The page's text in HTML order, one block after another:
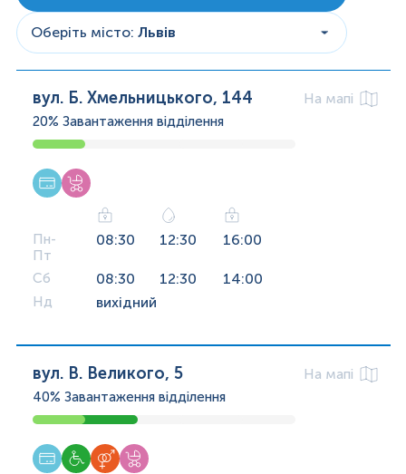
Оберіть місто: Львів
вул. Б. Хмельницького, 144
На мапі
20% Завантаження відділення
Пн-
Пт
08:30 12:30 16:00
Сб 08:30 12:30 14:00
Нд вихідний
вул. В. Великого, 5
На мапі
40% Завантаження відділення